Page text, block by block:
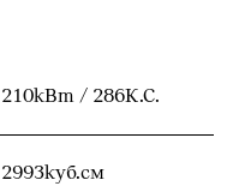
210кВт / 286К.С.
2993куб.cм